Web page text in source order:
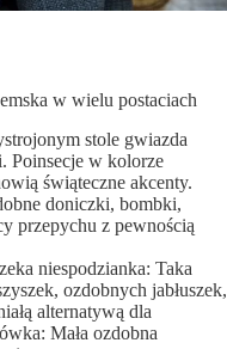
w wielu postaciach
stole gwiazda
Poinsecje w kolorze
świąteczne akcenty.
doniczki, bombki,
przepychu z pewnością
niespodzianka: Taka
ozdobnych jabłuszek,
alternatywą dla
Mała ozdobna